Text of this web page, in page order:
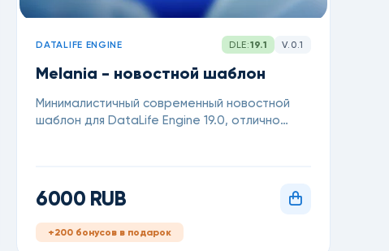
DATALIFE ENGINE DLE:19.1 V.0.1
Melania - новостной шаблон
Минималистичный современный новостной
шаблон для DataLife Engine 19.0, отлично
6000 RUB
+200 бонусов в подарок